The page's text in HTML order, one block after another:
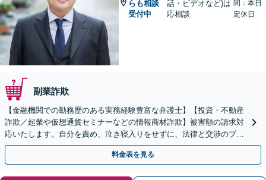
らも相談
受付中
話・ビデオなど)は
応相談
間：本日
定休日
副業詐欺
【金融機関での勤務歴のある実務経験豊富な弁護士】【投資・不動産
詐欺／起業や仮想通貨セミナーなどの情報商材詐欺】被害額の請求対
応いたします。自分を責め、泣き寝入りをせずに、法律と交渉のプロ
にまずはご相談ください。【表参道駅から徒歩3分】
料金表を見る